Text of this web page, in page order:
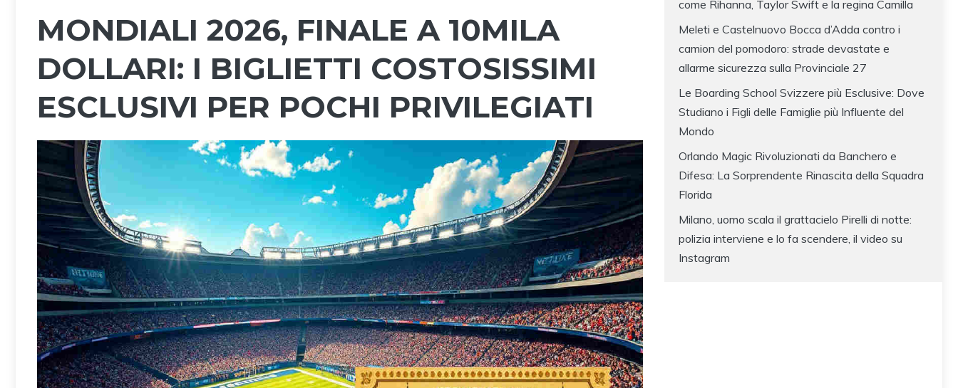
MONDIALI 2026, FINALE A 10MILA
DOLLARI: I BIGLIETTI COSTOSISSIMI
ESCLUSIVI PER POCHI PRIVILEGIATI
come Rihanna, Taylor Swift e la regina Camilla
Meleti e Castelnuovo Bocca d’Adda contro i
camion del pomodoro: strade devastate e
allarme sicurezza sulla Provinciale 27
Le Boarding School Svizzere più Esclusive: Dove
Studiano i Figli delle Famiglie più Influente del
Mondo
Orlando Magic Rivoluzionati da Banchero e
Difesa: La Sorprendente Rinascita della Squadra
Florida
Milano, uomo scala il grattacielo Pirelli di notte:
polizia interviene e lo fa scendere, il video su
Instagram